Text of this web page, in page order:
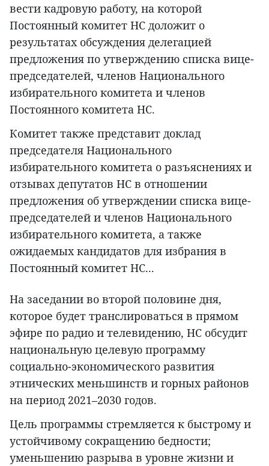
вести кадровую работу, на которой
Постоянный комитет НС доложит о
результатах обсуждения делегацией
предложения по утверждению списка вице-
председателей, членов Национального
избирательного комитета и членов
Постоянного комитета НС.
Комитет также представит доклад
председателя Национального
избирательного комитета о разъяснениях и
отзывах депутатов НС в отношении
предложения об утверждении списка вице-
председателей и членов Национального
избирательного комитета, а также
ожидаемых кандидатов для избрания в
Постоянный комитет НС...
На заседании во второй половине дня,
которое будет транслироваться в прямом
эфире по радио и телевидению, НС обсудит
национальную целевую программу
социально-экономического развития
этнических меньшинств и горных районов
на период 2021–2030 годов.
Цель программы стремляется к быстрому и
устойчивому сокращению бедности;
уменьшению разрыва в уровне жизни и